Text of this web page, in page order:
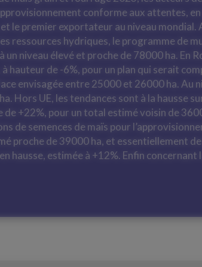
conforme aux attentes,
le premier exportateur au niveau
ressources hydriques, le programme de
niveau élevé et proche de 78000 ha. En
à hauteur de -6%, pour un plan qui serait
envisagée entre 25000 et 26000 ha. Au
Hors UE, les tendances sont à la hausse
+22%, pour un total estimé voisin de
de semences de maïs pour
proche de 39000 ha, et essentiellement
hausse, estimée à +12%. Enfin concernant